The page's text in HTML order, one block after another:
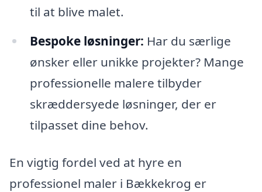
til at blive malet.
Bespoke løsninger: Har du særlige
ønsker eller unikke projekter? Mange
professionelle malere tilbyder
skræddersyede løsninger, der er
tilpasset dine behov.
En vigtig fordel ved at hyre en
professionel maler i Bækkekrog er